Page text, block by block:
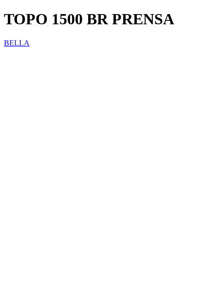
TOPO 1500 BR PRENSA
BELLA